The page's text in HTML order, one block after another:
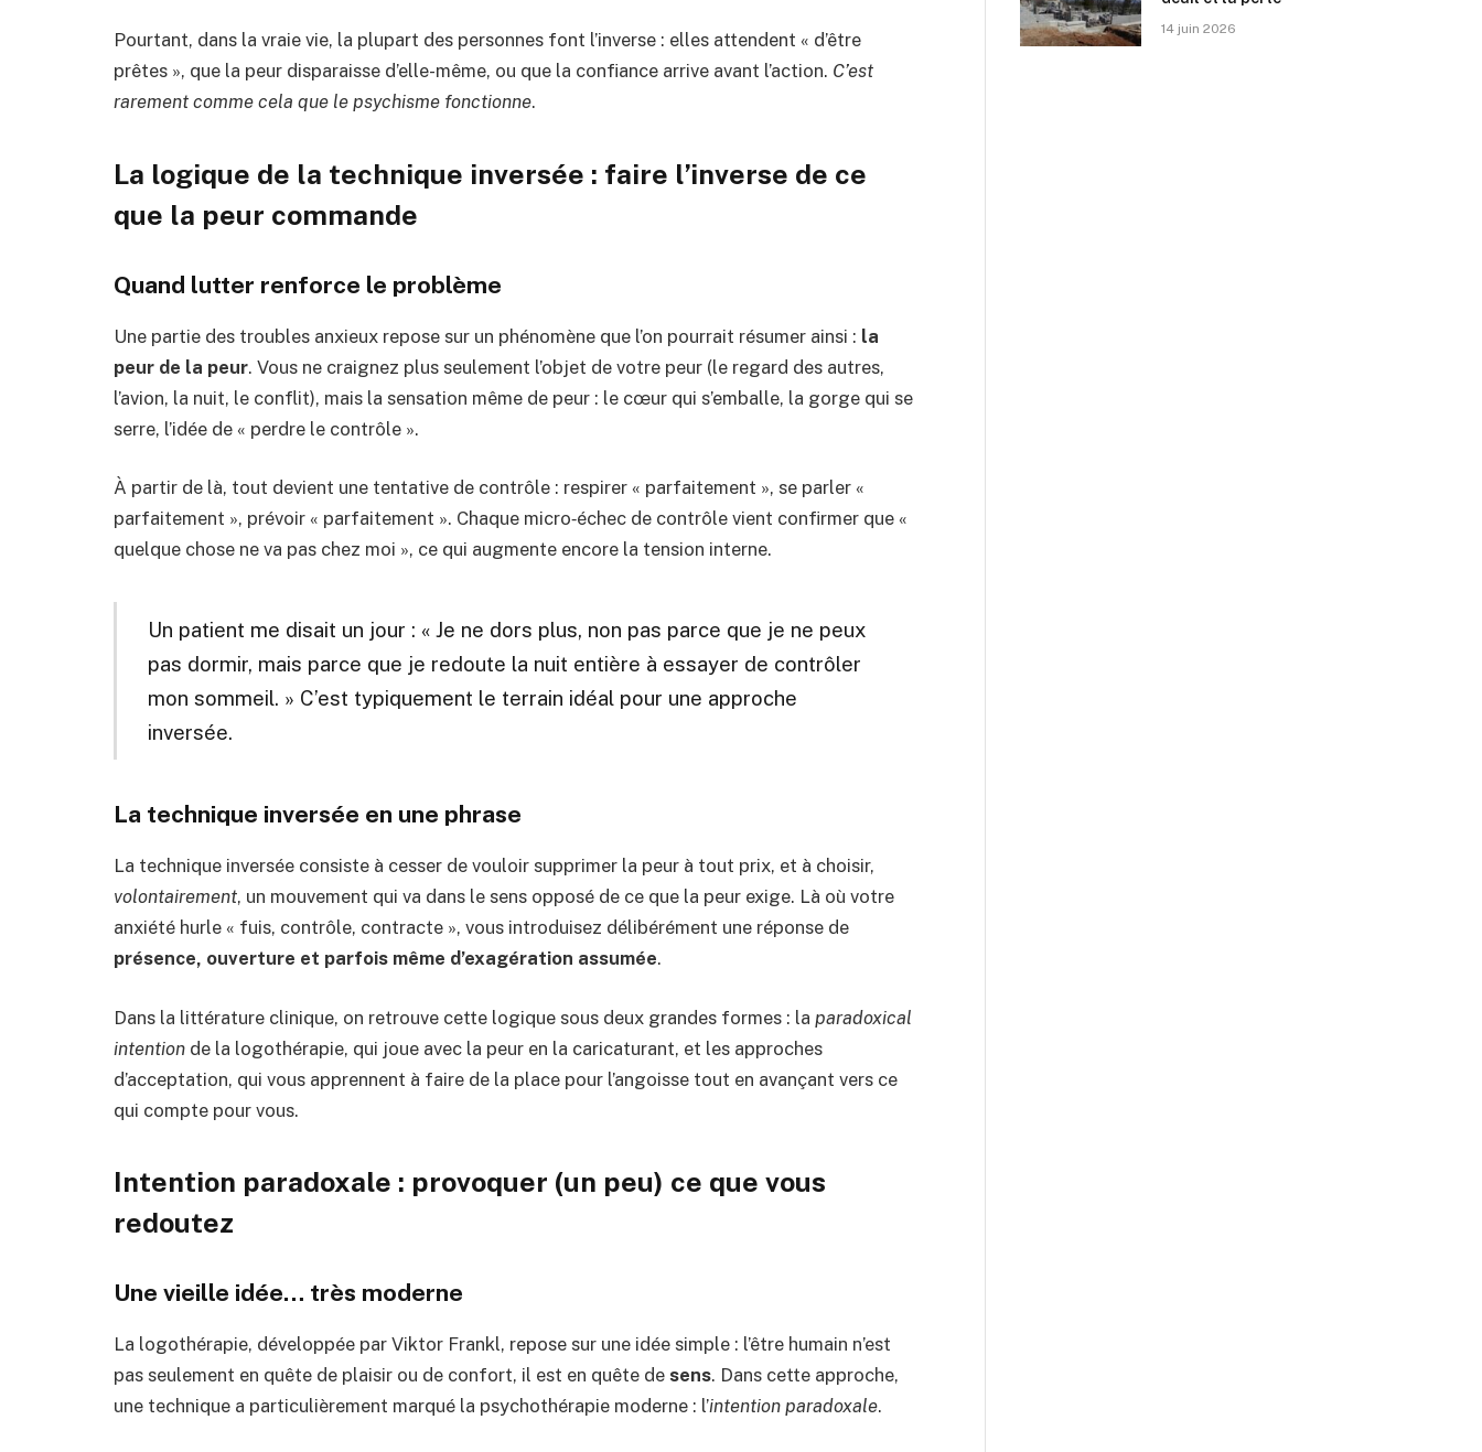
Pourtant, dans la vraie vie, la plupart des personnes font l’inverse : elles attendent « d’être
prêtes », que la peur disparaisse d’elle-même, ou que la confiance arrive avant l’action. C’est
rarement comme cela que le psychisme fonctionne.
La logique de la technique inversée : faire l’inverse de ce
que la peur commande
Quand lutter renforce le problème
Une partie des troubles anxieux repose sur un phénomène que l’on pourrait résumer ainsi : la
peur de la peur. Vous ne craignez plus seulement l’objet de votre peur (le regard des autres,
l’avion, la nuit, le conflit), mais la sensation même de peur : le cœur qui s’emballe, la gorge qui se
serre, l’idée de « perdre le contrôle ».
À partir de là, tout devient une tentative de contrôle : respirer « parfaitement », se parler «
parfaitement », prévoir « parfaitement ». Chaque micro‑échec de contrôle vient confirmer que «
quelque chose ne va pas chez moi », ce qui augmente encore la tension interne.
Un patient me disait un jour : « Je ne dors plus, non pas parce que je ne peux
pas dormir, mais parce que je redoute la nuit entière à essayer de contrôler
mon sommeil. » C’est typiquement le terrain idéal pour une approche
inversée.
La technique inversée en une phrase
La technique inversée consiste à cesser de vouloir supprimer la peur à tout prix, et à choisir,
volontairement, un mouvement qui va dans le sens opposé de ce que la peur exige. Là où votre
anxiété hurle « fuis, contrôle, contracte », vous introduisez délibérément une réponse de
présence, ouverture et parfois même d’exagération assumée.
Dans la littérature clinique, on retrouve cette logique sous deux grandes formes : la paradoxical
intention de la logothérapie, qui joue avec la peur en la caricaturant, et les approches
d’acceptation, qui vous apprennent à faire de la place pour l’angoisse tout en avançant vers ce
qui compte pour vous.
Intention paradoxale : provoquer (un peu) ce que vous
redoutez
Une vieille idée… très moderne
La logothérapie, développée par Viktor Frankl, repose sur une idée simple : l’être humain n’est
pas seulement en quête de plaisir ou de confort, il est en quête de sens. Dans cette approche,
une technique a particulièrement marqué la psychothérapie moderne : l’intention paradoxale.
14 juin 2026